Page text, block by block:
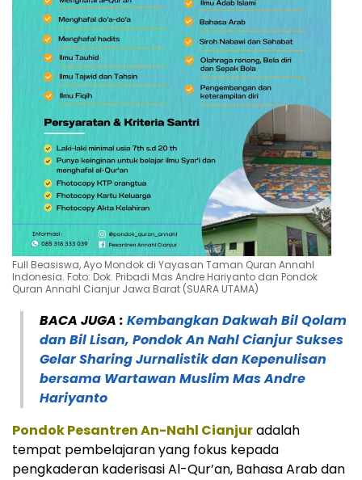
Full Beasiswa, Ayo Mondok di Yayasan Taman Quran Annahl
Indonesia. Foto: Dok. Pribadi Mas Andre Hariyanto dan Pondok
Quran Annahl Cianjur Jawa Barat (SUARA UTAMA)
BACA JUGA : Kembangkan Dakwah Bil Qolam
dan Bil Lisan, Pondok An Nahl Cianjur Sukses
Gelar Sharing Jurnalistik dan Kepenulisan
bersama Wartawan Muslim Mas Andre
Hariyanto
Pondok Pesantren An-Nahl Cianjuradalah
tempat pembelajaran yang fokus kepada
pengkaderan kaderisasi Al-Qur’an, Bahasa Arab dan